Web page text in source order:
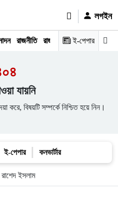
লগইন
রাজনীতি রাজধানী অপরাধ মতামত
ই-পেপার
যায়নি
করে, বিষয়টি সম্পর্কে নিশ্চিত হয়ে নিন।
ই-পেপার কনভার্টার
রাশেদ ইসলাম